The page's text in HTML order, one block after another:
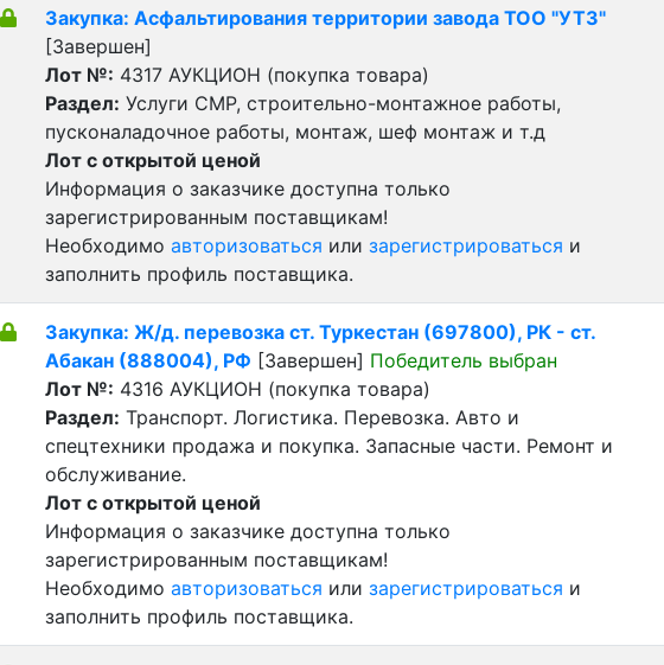
Закупка: Асфальтирования территории завода ТОО "УТЗ"
[Завершен]
Лот №: 4317 АУКЦИОН (покупка товара)
Раздел: Услуги СМР, строительно-монтажное работы,
пусконаладочное работы, монтаж, шеф монтаж и т.д
Лот с открытой ценой
Информация о заказчике доступна только
зарегистрированным поставщикам!
Необходимо авторизоваться или зарегистрироваться и
заполнить профиль поставщика.
Закупка: Ж/д. перевозка ст. Туркестан (697800), РК - ст.
Абакан (888004), РФ [Завершен] Победитель выбран
Лот №: 4316 АУКЦИОН (покупка товара)
Раздел: Транспорт. Логистика. Перевозка. Авто и
спецтехники продажа и покупка. Запасные части. Ремонт и
обслуживание.
Лот с открытой ценой
Информация о заказчике доступна только
зарегистрированным поставщикам!
Необходимо авторизоваться или зарегистрироваться и
заполнить профиль поставщика.